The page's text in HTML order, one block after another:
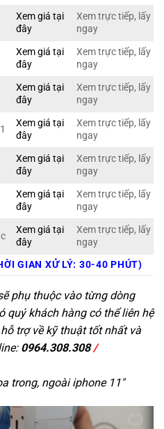
Xem giá tại
đây
Xem trực tiếp, lấy
ngay
Xem giá tại
đây
Xem trực tiếp, lấy
ngay
Xem giá tại
đây
Xem trực tiếp, lấy
ngay
Xem giá tại
đây
Xem trực tiếp, lấy
ngay
Xem giá tại
đây
Xem trực tiếp, lấy
ngay
Xem giá tại
đây
Xem trực tiếp, lấy
ngay
Xem giá tại
đây
Xem trực tiếp, lấy
ngay
GIAN XỬ LÝ: 30-40 PHÚT)
phụ thuộc vào từng dòng
quý khách hàng có thể liên hệ
trợ về kỹ thuật tốt nhất và
0964.308.308/
trong, ngoài iphone 11"